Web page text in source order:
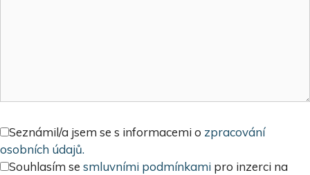
Seznámil/a jsem se s informacemi o zpracování
osobních údajů.
Souhlasím se smluvními podmínkami pro inzerci na